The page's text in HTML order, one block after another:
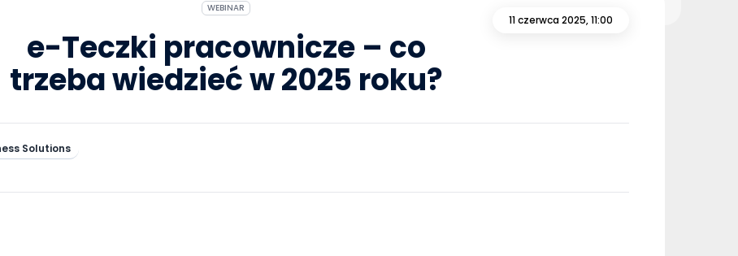
11 czerwca 2025, 11:00
WEBINAR
e-Teczki pracownicze – co
trzeba wiedzieć w 2025 roku?
Solutions